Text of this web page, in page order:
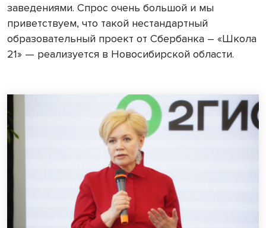
заведениями. Спрос очень большой и мы
приветствуем, что такой нестандартный
образовательный проект от Сбербанка – «Школа
21» — реализуется в Новосибирской области.